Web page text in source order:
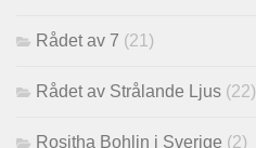
Rådet av 7 (21)
Rådet av Strålande Ljus (22)
Rositha Bohlin i Sverige (2)